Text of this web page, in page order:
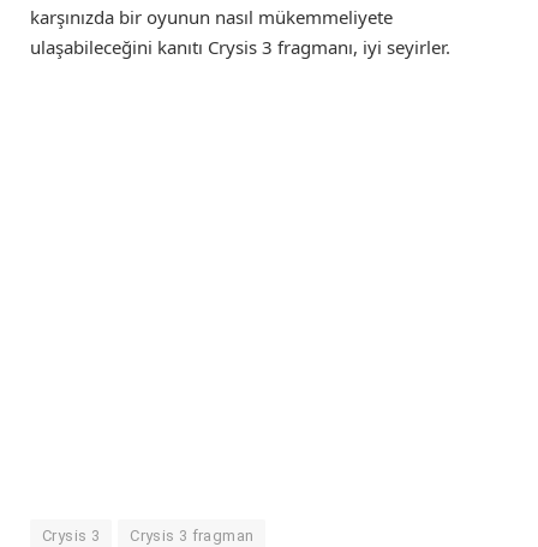
karşınızda bir oyunun nasıl mükemmeliyete
ulaşabileceğini kanıtı Crysis 3 fragmanı, iyi seyirler.
Crysis 3 Crysis 3 fragman